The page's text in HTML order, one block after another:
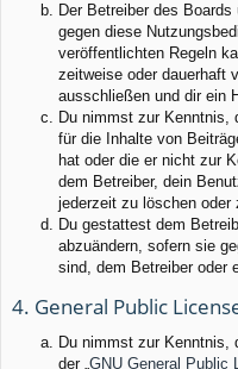
Der Betreiber des
gegen diese
veröffentlichten Regeln
zeitweise oder dauerhaft
ausschließen und dir ein
Du nimmst zur Kenntnis,
für die Inhalte von
hat oder die er nicht zur
dem Betreiber, dein
jederzeit zu löschen oder
Du gestattest dem
abzuändern, sofern sie
sind, dem Betreiber oder
4. General Public
Du nimmst zur Kenntnis,
der „GNU General Public